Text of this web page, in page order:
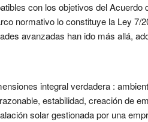
con los objetivos del Acuerdo
normativo lo constituye la Ley 7/
avanzadas han ido más allá,
integral verdadera :
estabilidad, creación de
solar gestionada por una